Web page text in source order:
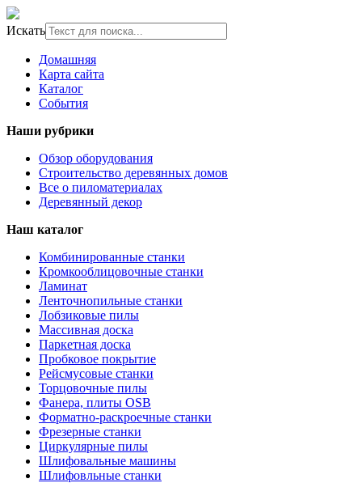
Искать
Домашняя
Карта сайта
Каталог
События
Наши рубрики
Обзор оборудования
Строительство деревянных домов
Все о пиломатериалах
Деревянный декор
Наш каталог
Комбинированные станки
Кромкооблицовочные станки
Ламинат
Ленточнопильные станки
Лобзиковые пилы
Массивная доска
Паркетная доска
Пробковое покрытие
Рейсмусовые станки
Торцовочные пилы
Фанера, плиты OSB
Форматно-раскроечные станки
Фрезерные станки
Циркулярные пилы
Шлифовальные машины
Шлифовльные станки